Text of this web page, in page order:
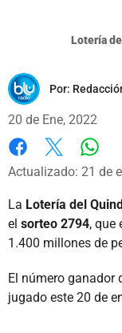
Lotería
Por:
20 de Ene, 2022
Facebook
X
Actualizado: 21 de
La Lotería del
el sorteo 2794, que
1.400 millones de
El número ganador
jugado este 20 de